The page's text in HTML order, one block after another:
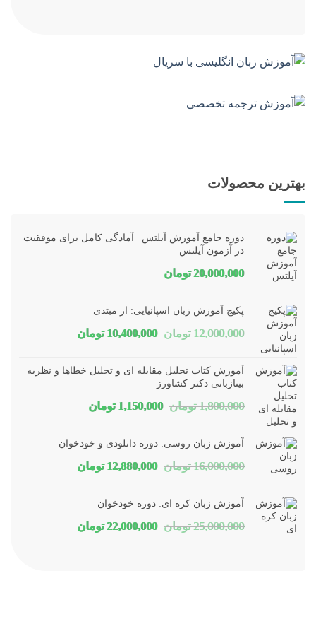
بهترین محصولات
دوره جامع آموزش آیلتس | آمادگی کامل برای موفقیت
در آزمون آیلتس
20,000,000 تومان
پکیج آموزش زبان اسپانیایی: از مبتدی
12,000,000 تومان قیمت
بود.
10,400,000 تومانقیمت
آموزش کتاب تحلیل مقابله ای و تحلیل خطاها و نظریه
بینازبانی دکتر کشاورز
1,800,000 تومان قیمت
1,150,000 تومانقیمت
آموزش زبان روسی: دوره دانلودی و خودخوان
16,000,000 تومان قیمت
12,880,000 تومانقیمت
آموزش زبان کره ای: دوره خودخوان
25,000,000 تومان قیمت
22,000,000 تومانقیمت